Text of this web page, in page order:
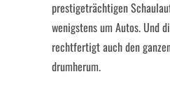
prestigeträchtigen
wenigstens um Autos. Und
rechtfertigt auch den
drumherum.